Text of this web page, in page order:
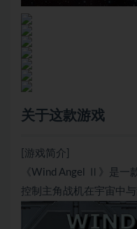
关于这款游戏
[游戏简介]
《Wind Angel Ⅱ》是一
控制主角战机在宇宙中与